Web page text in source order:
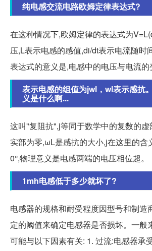
纯电感交流电路欧姆定律表达式?
在这种情况下,欧姆定律的表达式为
压,L表示电感的感值,di/dt表示电流随时
表达式的意义是,电感中的电压与电流的
表示电感的组值为jwl，wl表示感抗
义是什么啊...
这叫"复阻抗",j等同于数学中的复数的
实部为零,ωL是感抗的大小,j在这里的含
0°,物理意义是电感两端的电压相位超。
1mh电感低于多少就坏了?
电感器的规格和耐受程度因型号和制造
定的阈值来确定电感器是否损坏。一般
可能与以下因素有关: 1. 过流:电感器承